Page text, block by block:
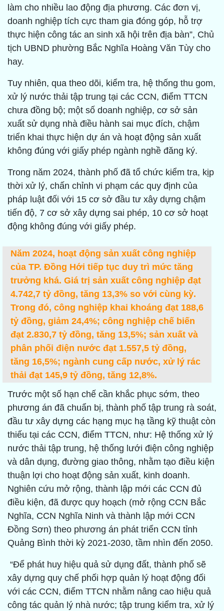
làm cho nhiều lao động địa phương. Các đơn vị,
doanh nghiệp tích cực tham gia đóng góp, hỗ trợ
thực hiện công tác an sinh xã hội trên địa bàn”, Chủ
tịch UBND phường Bắc Nghĩa Hoàng Văn Tùy cho
hay.
Tuy nhiên, qua theo dõi, kiểm tra, hệ thống thu gom,
xử lý nước thải tập trung tại các CCN, điểm TTCN
chưa đồng bộ; một số doanh nghiệp, cơ sở sản
xuất sử dụng nhà điều hành sai mục đích, chậm
triển khai thực hiện dự án và hoạt động sản xuất
không đúng với giấy phép ngành nghề đăng ký.
Trong năm 2024, thành phố đã tổ chức kiểm tra, kịp
thời xử lý, chấn chỉnh vi phạm các quy định của
pháp luật đối với 15 cơ sở đầu tư xây dựng chậm
tiến độ, 7 cơ sở xây dựng sai phép, 10 cơ sở hoạt
động không đúng với giấy phép.
Năm 2024, hoạt động sản xuất công nghiệp
của TP. Đồng Hới tiếp tục duy trì mức tăng
trưởng khá. Giá trị sản xuất công nghiệp đạt
4.742,7 tỷ đồng, tăng 13,3% so với cùng kỳ.
Trong đó, công nghiệp khai khoáng đạt 188,6
tỷ đồng, giảm 24,4%; công nghiệp chế biến
đạt 2.830,7 tỷ đồng, tăng 13,5%; sản xuất và
phân phối điện nước đạt 1.557,5 tỷ đồng,
tăng 16,5%; ngành cung cấp nước, xử lý rác
thải đạt 145,9 tỷ đồng, tăng 12,8%.
Trước một số hạn chế cần khắc phục sớm, theo
phương án đã chuẩn bị, thành phố tập trung rà soát,
đầu tư xây dựng các hạng mục hạ tầng kỹ thuật còn
thiếu tại các CCN, điểm TTCN, như: Hệ thống xử lý
nước thải tập trung, hệ thống lưới điện công nghiệp
và dân dụng, đường giao thông, nhằm tạo điều kiện
thuận lợi cho hoạt động sản xuất, kinh doanh.
Nghiên cứu mở rộng, thành lập mới các CCN đủ
điều kiện, đã được quy hoạch (mở rộng CCN Bắc
Nghĩa, CCN Nghĩa Ninh và thành lập mới CCN
Đồng Sơn) theo phương án phát triển CCN tỉnh
Quảng Bình thời kỳ 2021-2030, tầm nhìn đến 2050.
“Để phát huy hiệu quả sử dụng đất, thành phố sẽ
xây dựng quy chế phối hợp quản lý hoạt động đối
với các CCN, điểm TTCN nhằm nâng cao hiệu quả
công tác quản lý nhà nước; tập trung kiểm tra, xử lý